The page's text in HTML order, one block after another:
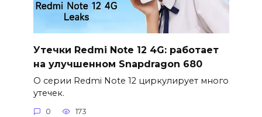
Утечки Redmi Note 12 4G: работает
на улучшенном Snapdragon 680
О серии Redmi Note 12 циркулирует много
утечек.
0 173